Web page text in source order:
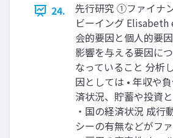
24.
先行研究 ①ファイナ
ビーイング
会的要因と個人的要
影響を与える要因に
なっていること 分析
因としては • 年収や
済状況、貯蓄や投資
・国の経済状況 成行
シーの有無などがフ